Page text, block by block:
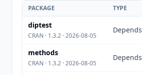
PACKAGE TYPE
diptest
CRAN · 1.3.2 · 2026-08-05
Depends
methods
CRAN · 1.3.2 · 2026-08-05
Depends